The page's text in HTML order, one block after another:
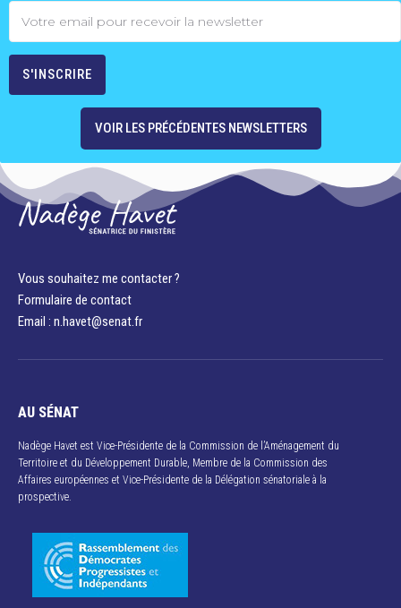
VOIR LES PRÉCÉDENTES NEWSLETTERS
Vous souhaitez me contacter ?
Formulaire de contact
Email : n.havet@senat.fr​
AU SÉNAT
Nadège Havet est Vice-Présidente de la Commission de l’Aménagement du
Territoire et du Développement Durable, Membre de la Commission des
Affaires européennes et Vice-Présidente de la Délégation sénatoriale à la
prospective.